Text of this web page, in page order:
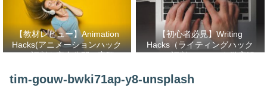
【教材レビュー】Animation
Hacks(アニメーションハック
ス)の評判を完全公開！実際に
【初心者必見】Writing
Hacks（ライティングハック
ス）の評判・口コミを徹底解
tim-gouw-bwki71ap-y8-unsplash